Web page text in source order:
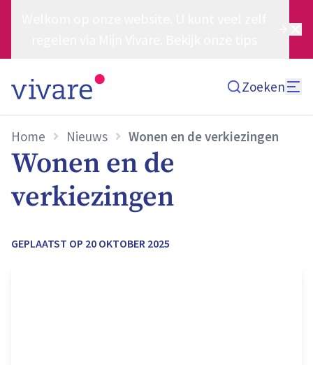
Zoeken
Home Nieuws Wonen en de verkiezingen
Wonen en de
verkiezingen
GEPLAATST OP 20 OKTOBER 2025